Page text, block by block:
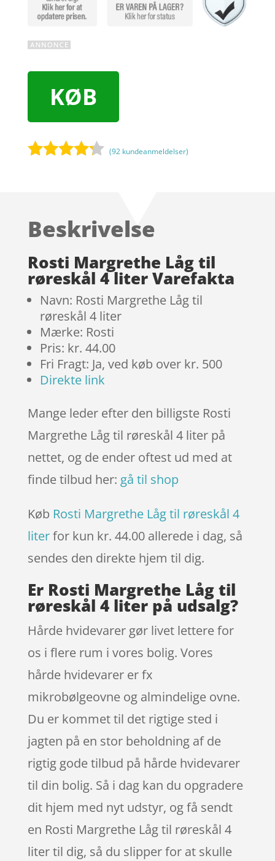
KØB
på
mmelser
(92 kundeanmeldelser)
Beskrivelse
Rosti Margrethe Låg til
røreskål 4 liter Varefakta
Navn: Rosti Margrethe Låg til
røreskål 4 liter
Mærke: Rosti
Pris: kr. 44.00
Fri Fragt: Ja, ved køb over kr. 500
Direkte link
Mange leder efter den billigste Rosti
Margrethe Låg til røreskål 4 liter på
nettet, og de ender oftest ud med at
finde tilbud her: gå til shop
Køb Rosti Margrethe Låg til røreskål 4
literfor kun kr. 44.00 allerede i dag, så
sendes den direkte hjem til dig.
Er Rosti Margrethe Låg til
røreskål 4 liter på udsalg?
Hårde hvidevarer gør livet lettere for
os i flere rum i vores bolig. Vores
hårde hvidevarer er fx
mikrobølgeovne og almindelige ovne.
Du er kommet til det rigtige sted i
jagten på en stor beholdning af de
rigtig gode tilbud på hårde hvidevarer
til din bolig. Så i dag kan du opgradere
dit hjem med nyt udstyr, og få sendt
en Rosti Margrethe Låg til røreskål 4
liter til dig, så du slipper for at skulle